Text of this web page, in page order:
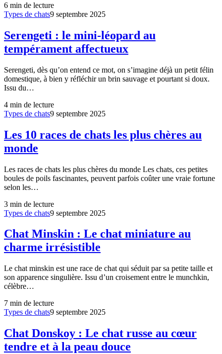
6 min de lecture
Types de chats9 septembre 2025
Serengeti : le mini-léopard au
tempérament affectueux
Serengeti, dès qu’on entend ce mot, on s’imagine déjà un petit félin
domestique, à bien y réfléchir un brin sauvage et pourtant si doux.
Issu du…
4 min de lecture
Types de chats9 septembre 2025
Les 10 races de chats les plus chères au
monde
Les races de chats les plus chères du monde Les chats, ces petites
boules de poils fascinantes, peuvent parfois coûter une vraie fortune
selon les…
3 min de lecture
Types de chats9 septembre 2025
Chat Minskin : Le chat miniature au
charme irrésistible
Le chat minskin est une race de chat qui séduit par sa petite taille et
son apparence singulière. Issu d’un croisement entre le munchkin,
célèbre…
7 min de lecture
Types de chats9 septembre 2025
Chat Donskoy : Le chat russe au cœur
tendre et à la peau douce